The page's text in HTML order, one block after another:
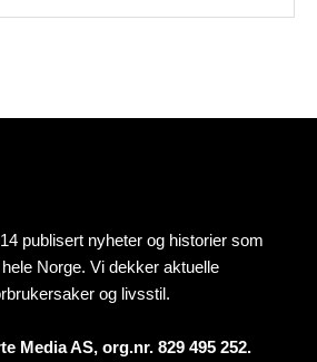
publisert nyheter og historier som
Norge. Vi dekker aktuelle
og livsstil.
Media AS, org.nr. 829 495 252.